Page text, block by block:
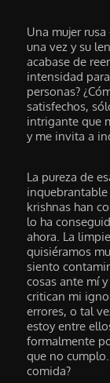
Una mujer
una vez y su
acabase de
intensidad
personas?
satisfechos,
intrigante que
y me invita a
La pureza de
krishnas han
lo ha
ahora. La
quisiéramos
siento
cosas ante mí
critican mi
errores, o tal
estoy entre
formalmente
que no
comida?